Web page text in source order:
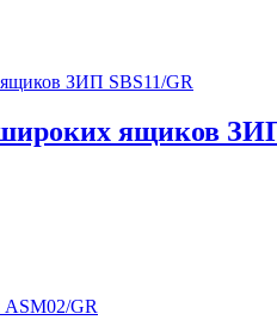
можно
на
странице
ящиков